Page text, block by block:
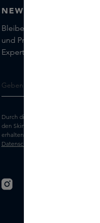
NEWSLETTER
Bleiben Sie auf dem
und Produkte und holen
Experts.
Durch die Eingabe Ihrer E-Mail-
den Skins-Newsletter und
erhalten. Sehen Sie sich unsere
Datenschutz